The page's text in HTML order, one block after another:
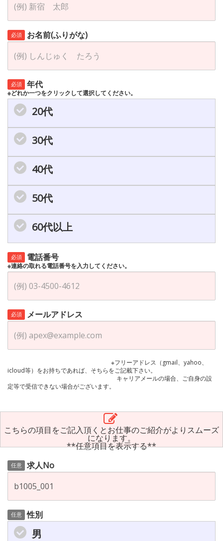
必須 お名前(ふりがな)
必須 年代
※どれか一つをクリックして選択してください。
20代
30代
40代
50代
60代以上
必須 電話番号
※連絡の取れる電話番号を入力してください。
必須 メールアドレス
※フリーアドレス（gmail、yahoo、
icloud等）をお持ちであれば、そちらをご記載下さい。
キャリアメールの場合、ご自身の設
定等で受信できない場合がございます。
こちらの項目をご記入頂くとお仕事のご紹介がよりスムーズ
になります。
**任意項目を表示する**
任意 求人No
任意 性別
男